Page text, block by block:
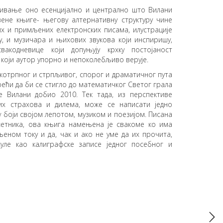
оно есенцијално и централно што Вилани
књиге- његову алтернативну структуру чине
и примљених електронских писама, илустрације
и музичара и њихових звукова који инспиришу,
који допуњују крхку постојаност
аутор упорно и непоколебљиво верује.
и стрпљивог, спорог и драматичног пута
да би се стигло до математичког Светог грала
Вилани добио 2010. Тек тада, из перспективе
страхова и дилема, може се написати једно
боји својом лепотом, музиком и поезијом. Писана
ова књига намењена је свакоме ко има
току и да, чак и ако не уме да их прочита,
као калиграфске записе једног посебног и